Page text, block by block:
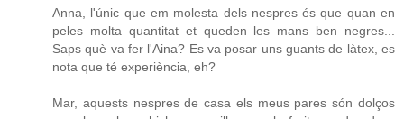
Anna, l'únic que em molesta dels nespres és que quan en
peles molta quantitat et queden les mans ben negres...
Saps què va fer l'Aina? Es va posar uns guants de làtex, es
nota que té experiència, eh?
Mar, aquests nespres de casa els meus pares són dolços